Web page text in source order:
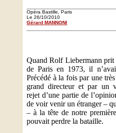
Opéra Bastille, Paris
Le 26/10/2010
Gérard MANNONI
Quand Rolf Liebermann prit
de Paris en 1973, il
Précédé à la fois par une
grand directeur et par un
rejet d’une partie de
de voir venir un étranger –
– à la tête de notre
pouvait perdre la bataille.